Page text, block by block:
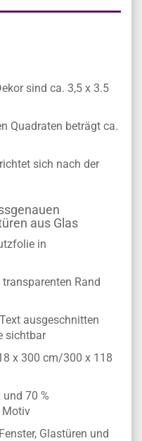
sind ca. 3,5 x 3.5
Quadraten beträgt ca.
sich nach der
aus Glas
in
Rand
ausgeschnitten
sichtbar
x 300 cm/300 x 118
70 %
Motiv
Glastüren und